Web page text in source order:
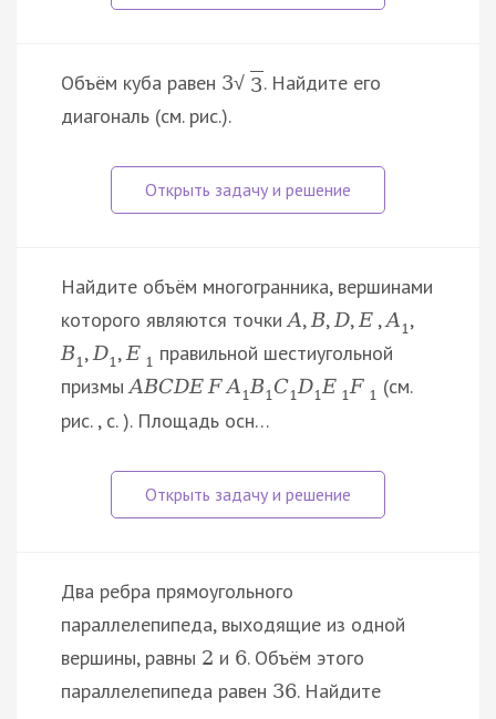
Объём куба равен 3√ 3. Найдите его
диагональ (см. рис.).
Найдите объём многогранника, вершинами
которого являются точкиA,B,D,E ,A 1,
B1,D1,E 1 правильной шестиугольной
призмыABCDEF A1B1C1D1E 1F 1 (см.
рис. , с. ). Площадь осн…
Два ребра прямоугольного
параллелепипеда, выходящие из одной
вершины, равны 2 и 6. Объём этого
параллелепипеда равен 36. Найдите